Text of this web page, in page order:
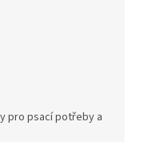
pro psací potřeby a